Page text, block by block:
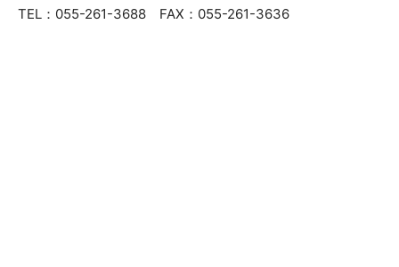
TEL：055-261-3688 FAX：055-261-3636